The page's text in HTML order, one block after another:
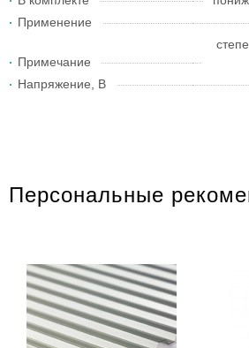
Применение
Примечание
Напряжение, В
Персональные